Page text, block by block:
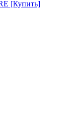
[Купить]